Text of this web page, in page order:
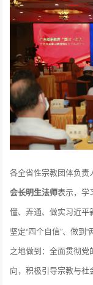
各全省性宗教团体负责
会长明生法师表示，学
懂、弄通、做实习近平
坚定“四个自信”、做到
之地做到：全面贯彻
向，积极引导宗教与社